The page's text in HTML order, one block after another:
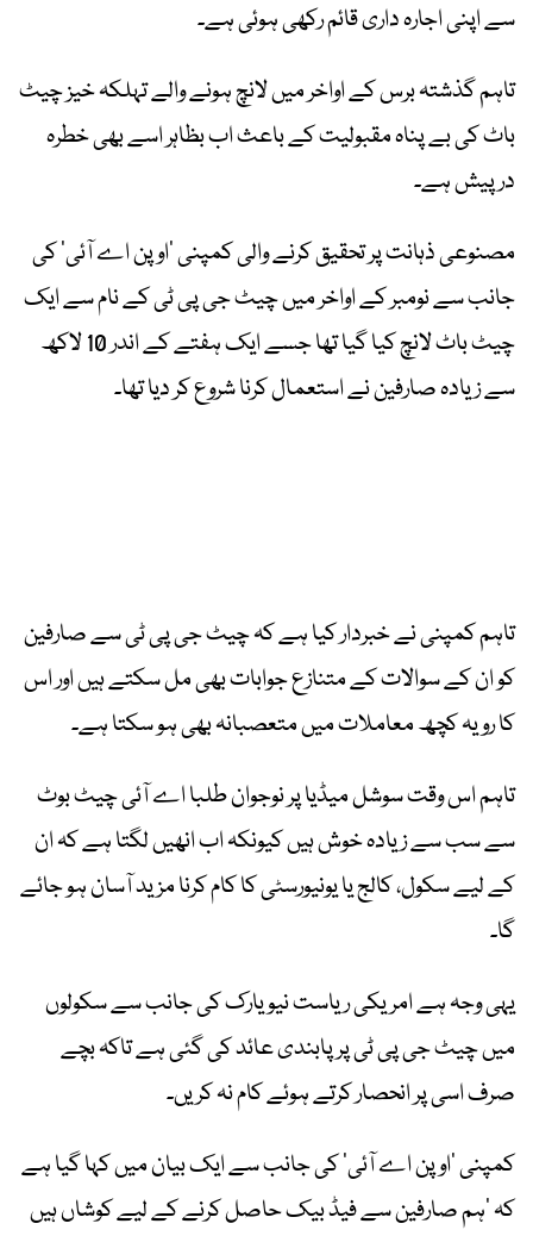
سے اپنی اجارہ داری قائم رکھی ہوئی ہے۔
تاہم گذشتہ برس کے اواخر میں لانچ ہونے والے تہلکہ خیز چیٹ
باٹ کی بے پناہ مقبولیت کے باعث اب بظاہر اسے بھی خطرہ
درپیش ہے۔
مصنوعی ذہانت پر تحقیق کرنے والی کمپنی ’اوپن اے آئی‘ کی
جانب سے نومبر کے اواخر میں چیٹ جی پی ٹی کے نام سے ایک
چیٹ باٹ لانچ کیا گیا تھا جسے ایک ہفتے کے اندر 10 لاکھ
سے زیادہ صارفین نے استعمال کرنا شروع کر دیا تھا۔
تاہم کمپنی نے خبردار کیا ہے کہ چیٹ جی پی ٹی سے صارفین
کو ان کے سوالات کے متنازع جوابات بھی مل سکتے ہیں اور اس
کا رویہ کچھ معاملات میں متعصبانہ بھی ہو سکتا ہے۔
تاہم اس وقت سوشل میڈیا پر نوجوان طلبا اے آئی چیٹ بوٹ
سے سب سے زیادہ خوش ہیں کیونکہ اب انھیں لگتا ہے کہ ان
کے لیے سکول، کالج یا یونیورسٹی کا کام کرنا مزید آسان ہو جائے
گا۔
یہی وجہ ہے امریکی ریاست نیویارک کی جانب سے سکولوں
میں چیٹ جی پی ٹی پر پابندی عائد کی گئی ہے تاکہ بچے
صرف اسی پر انحصار کرتے ہوئے کام نہ کریں۔
کمپنی ’اوپن اے آئی‘ کی جانب سے ایک بیان میں کہا گیا ہے
کہ ’ہم صارفین سے فیڈ بیک حاصل کرنے کے لیے کوشاں ہیں